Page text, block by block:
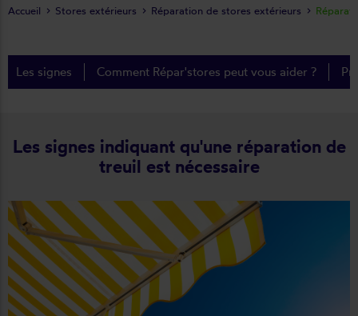
Les signes Comment Répar'stores peut vous aider ?
Les signes indiquant qu'une réparation de
treuil est nécessaire
Accueil Stores extérieurs Réparation de stores extérieurs